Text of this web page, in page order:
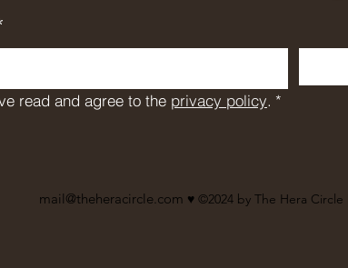
read and agree to the privacy policy. *
mail@theheracircle.com ♥︎ ©2024 by The Hera Circle |